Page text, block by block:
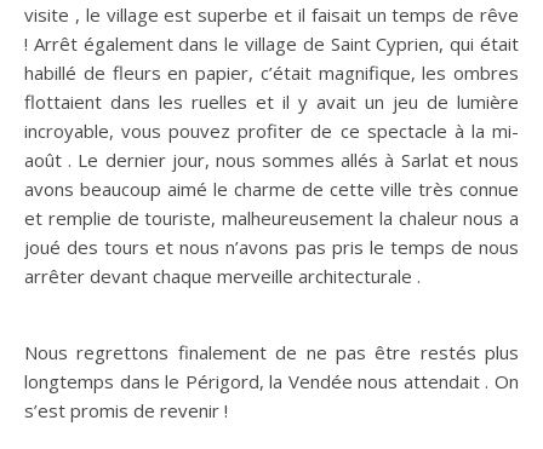
visite , le village est superbe et il faisait un temps de rêve
! Arrêt également dans le village de Saint Cyprien, qui était
habillé de fleurs en papier, c’était magnifique, les ombres
flottaient dans les ruelles et il y avait un jeu de lumière
incroyable, vous pouvez profiter de ce spectacle à la mi-
août . Le dernier jour, nous sommes allés à Sarlat et nous
avons beaucoup aimé le charme de cette ville très connue
et remplie de touriste, malheureusement la chaleur nous a
joué des tours et nous n’avons pas pris le temps de nous
arrêter devant chaque merveille architecturale .
Nous regrettons finalement de ne pas être restés plus
longtemps dans le Périgord, la Vendée nous attendait . On
s’est promis de revenir !